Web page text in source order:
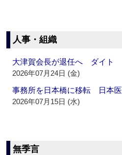
人事・組織
大津賀会長が退任へ ダイト
2026年07月24日 (金)
事務所を日本橋に移転 日本
2026年07月15日 (水)
無季言